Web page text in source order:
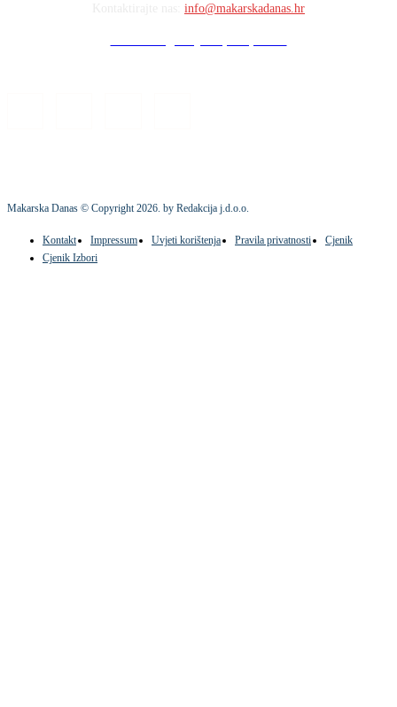
info@makarskadanas.hr
Makarska Danas © Copyright2026. by Redakcija j.d.o.o.
Kontakt Impressum Uvjeti korištenja Pravila privatnosti
Cjenik
Cjenik Izbori